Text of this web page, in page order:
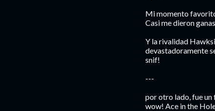
Mi momento
Casi me dieron
Y la rivalidad
devastadoramente
snif!
---
por otro lado, fue un
wow! Ace in the